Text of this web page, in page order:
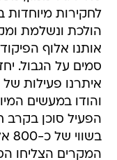
לחקירות מיוחדות
הולכת ונשלמת
אותנו אלוף
סמים על הגבול.
איתרנו פעילות
והודו במעשים
הפעיל סוכן בקרב
המקרים הצליחו